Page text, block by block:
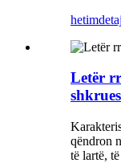
hetim
Letër
qëndron
të lartë,